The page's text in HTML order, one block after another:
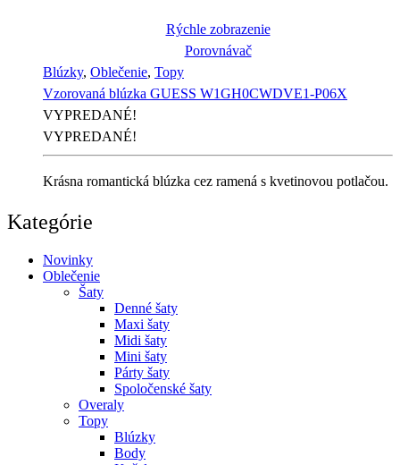
Rýchle zobrazenie
Porovnávač
Blúzky, Oblečenie, Topy
Vzorovaná blúzka GUESS W1GH0CWDVE1-P06X
VYPREDANÉ!
VYPREDANÉ!
Krásna romantická blúzka cez ramená s kvetinovou potlačou.
Kategórie
Novinky
Oblečenie
Šaty
Denné šaty
Maxi šaty
Midi šaty
Mini šaty
Párty šaty
Spoločenské šaty
Overaly
Topy
Blúzky
Body